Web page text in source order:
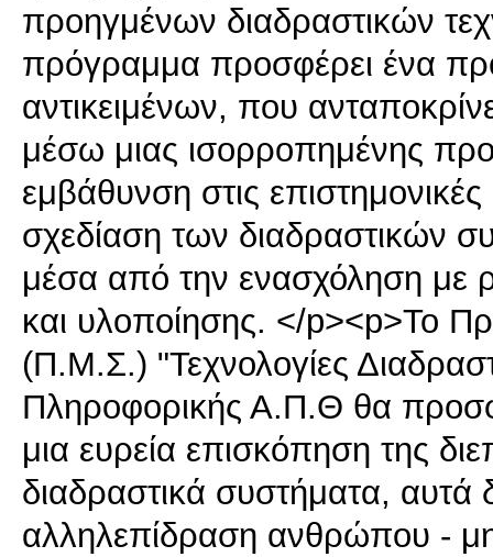
προηγμένων διαδραστικών
πρόγραμμα προσφέρει ένα
αντικειμένων, που
μέσω μιας ισορροπημένης
εμβάθυνση στις
σχεδίαση των διαδραστικών
μέσα από την ενασχόληση με
και υλοποίησης. </p><p>Το
(Π.Μ.Σ.) "Τεχνολογίες
Πληροφορικής Α.Π.Θ θα
μια ευρεία επισκόπηση της
διαδραστικά συστήματα,
αλληλεπίδραση ανθρώπου -